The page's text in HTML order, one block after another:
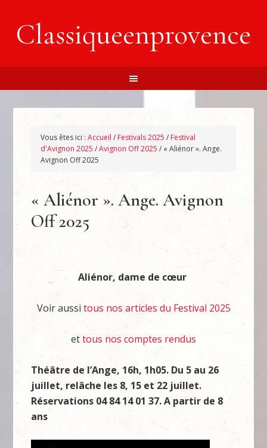
Classiqueenprovence
Vous êtes ici :Accueil / Festivals 2025 / Festival
d'Avignon 2025 /Avignon Off 2025 / « Aliénor ». Ange.
Avignon Off 2025
« Aliénor ». Ange. Avignon
Off 2025
Aliénor, dame de cœur
Voir aussi tous nos articles du Festival 2025
ettous nos comptes rendus
Théâtre de l’Ange, 16h, 1h05. Du 5 au 26
juillet, relâche les 8, 15 et 22 juillet.
Réservations 04 84 14 01 37. A partir de 8
ans